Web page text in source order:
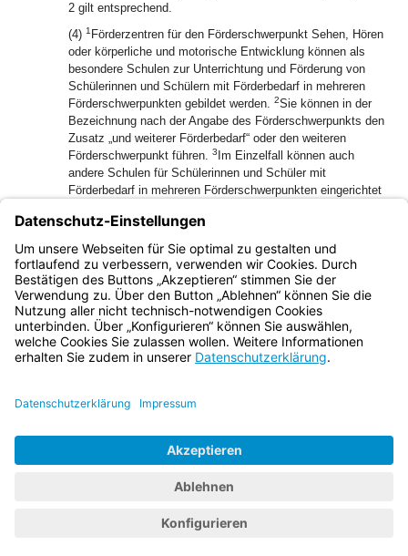
2 gilt entsprechend.
(4) 1 Förderzentren für den Förderschwerpunkt Sehen, Hören
oder körperliche und motorische Entwicklung können als
besondere Schulen zur Unterrichtung und Förderung von
Schülerinnen und Schülern mit Förderbedarf in mehreren
Förderschwerpunkten gebildet werden. 2Sie können in der
Bezeichnung nach der Angabe des Förderschwerpunkts den
Zusatz „und weiterer Förderbedarf“ oder den weiteren
Förderschwerpunkt führen. 3 Im Einzelfall können auch
andere Schulen für Schülerinnen und Schüler mit
Förderbedarf in mehreren Förderschwerpunkten eingerichtet
ihrer Möglichkeiten nach einem ganzheitlichen Ansatz.
(5) Für Schülerinnen und Schüler mit einer Autismus-
Spektrum-Störung gelten § 22 Abs. 1 und 2 entsprechend.
Bayern.de
BayernPortal
Impressum